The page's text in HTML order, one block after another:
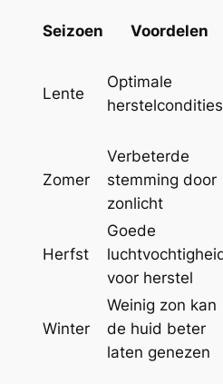
Seizoen Voordelen
Lente
Optimale
herstelcondities
Zomer
Verbeterde
stemming door
zonlicht
Herfst
Goede
voor herstel
Winter
Weinig zon kan
de huid beter
laten genezen